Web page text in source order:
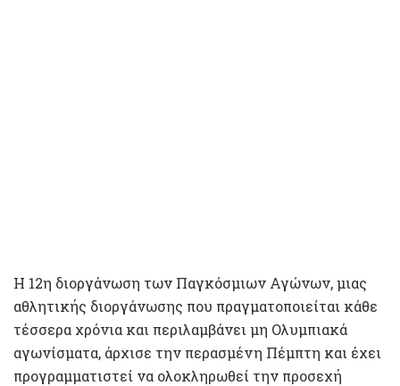
Η 12η διοργάνωση των Παγκόσμιων Αγώνων, μιας
αθλητικής διοργάνωσης που πραγματοποιείται κάθε
τέσσερα χρόνια και περιλαμβάνει μη Ολυμπιακά
αγωνίσματα, άρχισε την περασμένη Πέμπτη και έχει
προγραμματιστεί να ολοκληρωθεί την προσεχή